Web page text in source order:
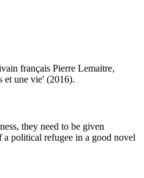
français Pierre Lemaitre,
et une vie' (2016).
they need to be given
a political refugee in a good novel